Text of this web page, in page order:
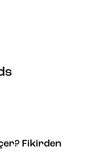
Fikirden